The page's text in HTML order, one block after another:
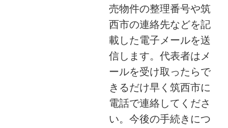
売物件の整理番号や筑
西市の連絡先などを記
載した電子メールを送
信します。代表者はメ
ールを受け取ったらで
きるだけ早く筑西市に
電話で連絡してくださ
い。今後の手続きにつ